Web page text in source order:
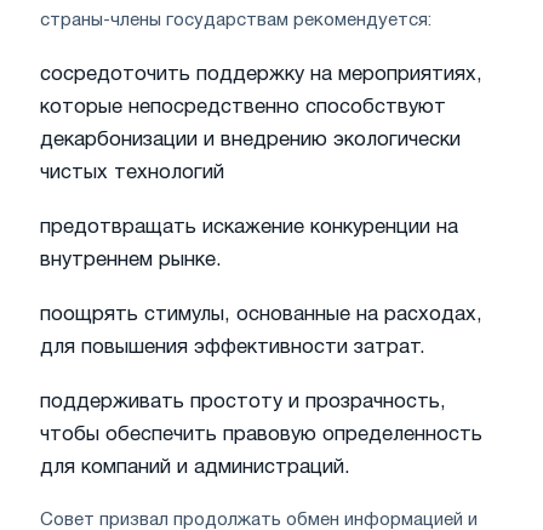
страны-члены государствам рекомендуется:
сосредоточить поддержку на мероприятиях,
которые непосредственно способствуют
декарбонизации и внедрению экологически
чистых технологий
предотвращать искажение конкуренции на
внутреннем рынке.
поощрять стимулы, основанные на расходах,
для повышения эффективности затрат.
поддерживать простоту и прозрачность,
чтобы обеспечить правовую определенность
для компаний и администраций.
Совет призвал продолжать обмен информацией и